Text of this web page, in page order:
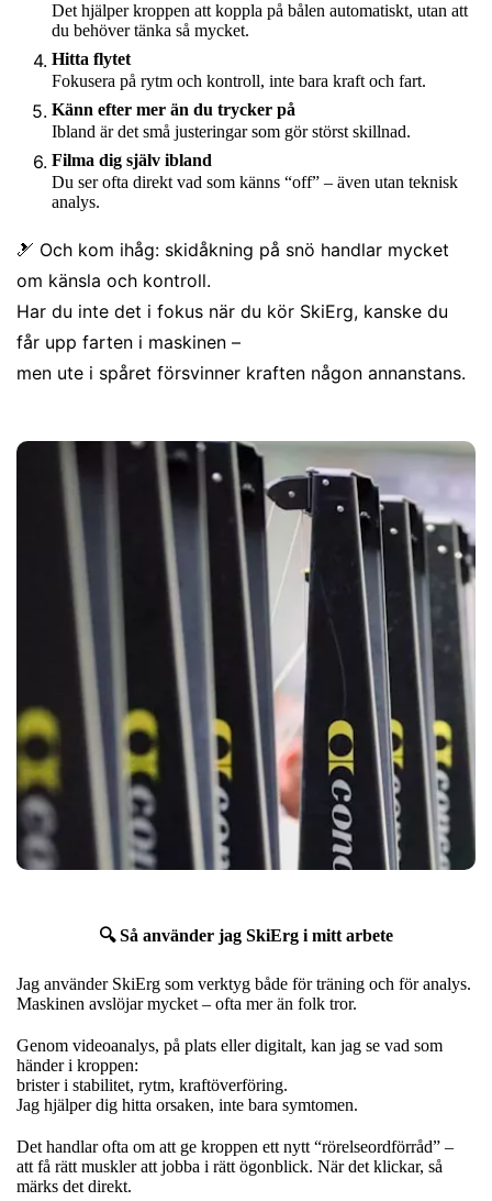
Det hjälper kroppen att koppla på bålen automatiskt, utan att
du behöver tänka så mycket.
Hitta flytet
Fokusera på rytm och kontroll, inte bara kraft och fart.
Känn efter mer än du trycker på
Ibland är det små justeringar som gör störst skillnad.
Filma dig själv ibland
Du ser ofta direkt vad som känns “off” – även utan teknisk
analys.
🎿 Och kom ihåg: skidåkning på snö handlar mycket
om känsla och kontroll.
Har du inte det i fokus när du kör SkiErg, kanske du
får upp farten i maskinen –
men ute i spåret försvinner kraften någon annanstans.
🔍 Så använder jag SkiErg i mitt arbete
Jag använder SkiErg som verktyg både för träning och för analys.
Maskinen avslöjar mycket – ofta mer än folk tror.
Genom videoanalys, på plats eller digitalt, kan jag se vad som
händer i kroppen:
brister i stabilitet, rytm, kraftöverföring.
Jag hjälper dig hitta orsaken, inte bara symtomen.
Det handlar ofta om att ge kroppen ett nytt “rörelseordförråd” –
att få rätt muskler att jobba i rätt ögonblick. När det klickar, så
märks det direkt.